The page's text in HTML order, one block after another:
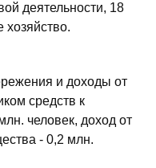
деятельности, 18
хозяйство.
и доходы от
средств к
человек, доход от
- 0,2 млн.